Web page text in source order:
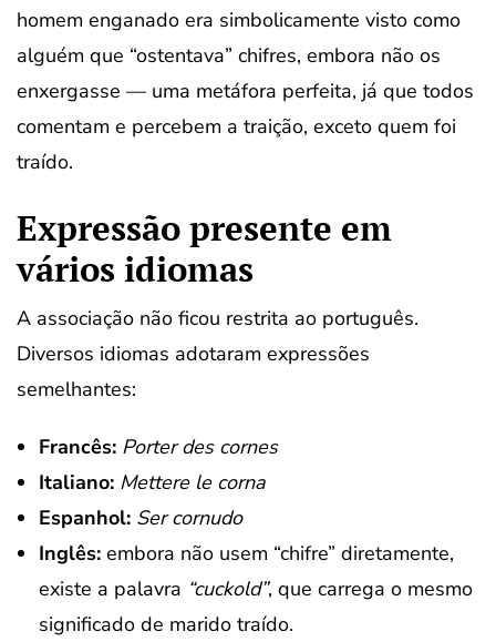
homem enganado era simbolicamente visto como
alguém que “ostentava” chifres, embora não os
enxergasse — uma metáfora perfeita, já que todos
comentam e percebem a traição, exceto quem foi
traído.
Expressão presente em
vários idiomas
A associação não ficou restrita ao português.
Diversos idiomas adotaram expressões
semelhantes:
Francês: Porter des cornes
Italiano: Mettere le corna
Espanhol: Ser cornudo
Inglês: embora não usem “chifre” diretamente,
existe a palavra “cuckold”, que carrega o mesmo
significado de marido traído.